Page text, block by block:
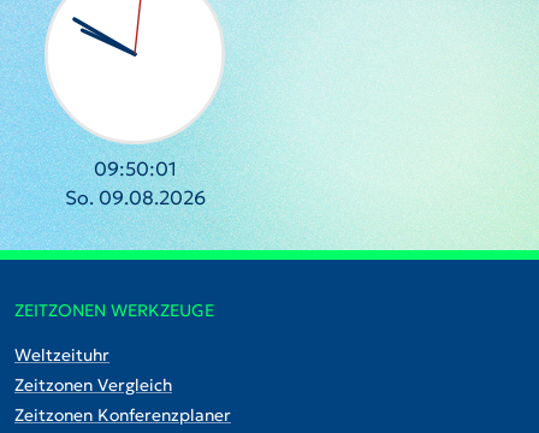
09:50:02
So. 09.08.2026
ZEITZONEN WERKZEUGE
Weltzeituhr
Zeitzonen Vergleich
Zeitzonen Konferenzplaner